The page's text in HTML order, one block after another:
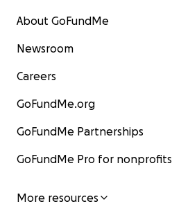
About GoFundMe
Newsroom
Careers
GoFundMe.org
GoFundMe Partnerships
GoFundMe Pro for nonprofits
More resources